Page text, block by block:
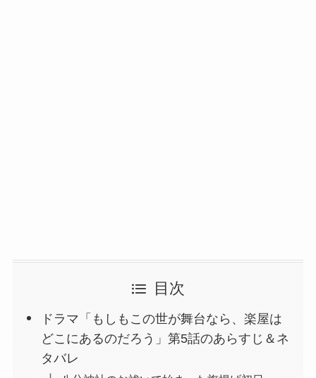
目次
ドラマ「もしもこの世が舞台なら、楽屋は
どこにあるのだろう」第5話のあらすじ＆ネ
タバレ